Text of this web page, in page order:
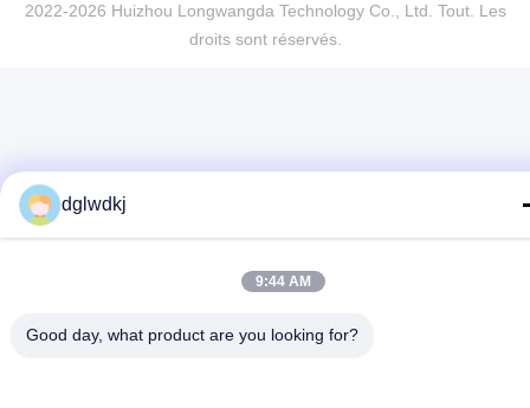
2022-2026 Huizhou Longwangda Technology Co., Ltd. Tout. Les
droits sont réservés.
dglwdkj
9:44 AM
Good day, what product are you looking for?